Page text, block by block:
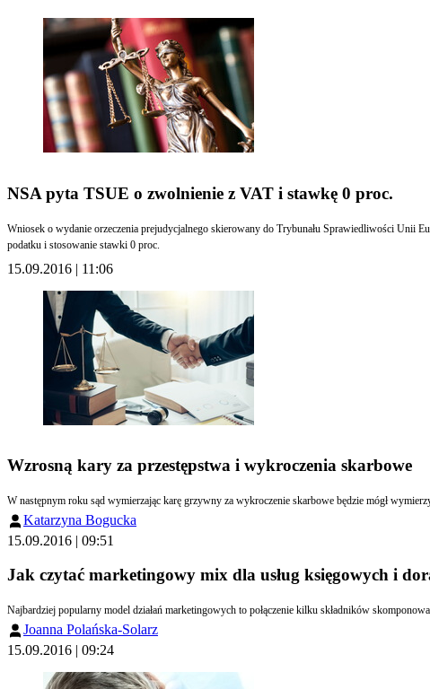
NSA pyta TSUE o zwolnienie z VAT i stawkę 0 proc.
Wniosek o wydanie orzeczenia prejudycjalnego skierowany do Trybunału Sprawiedliwości Unii
podatku i stosowanie stawki 0 proc.
15.09.2016 | 11:06
Wzrosną kary za przestępstwa i wykroczenia skarbowe
W następnym roku sąd wymierzając karę
Katarzyna Bogucka
15.09.2016 | 09:51
Jak czytać marketingowy mix dla usług księgowych i
Najbardziej popularny model działań marketingowych to połączenie kilku składników
Joanna Polańska-Solarz
15.09.2016 | 09:24